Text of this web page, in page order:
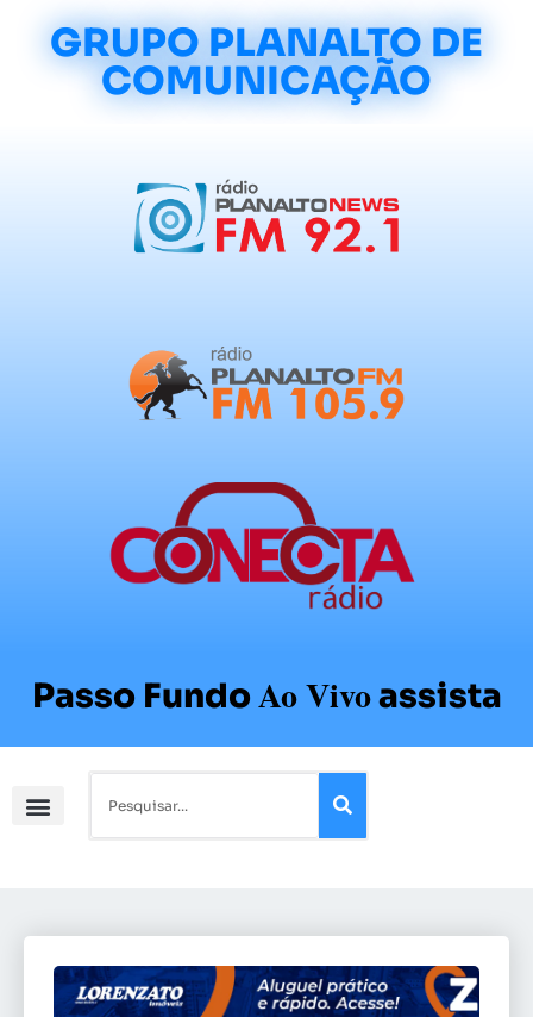
GRUPO PLANALTO DE
COMUNICAÇÃO
Passo FundoAo Vivoassista